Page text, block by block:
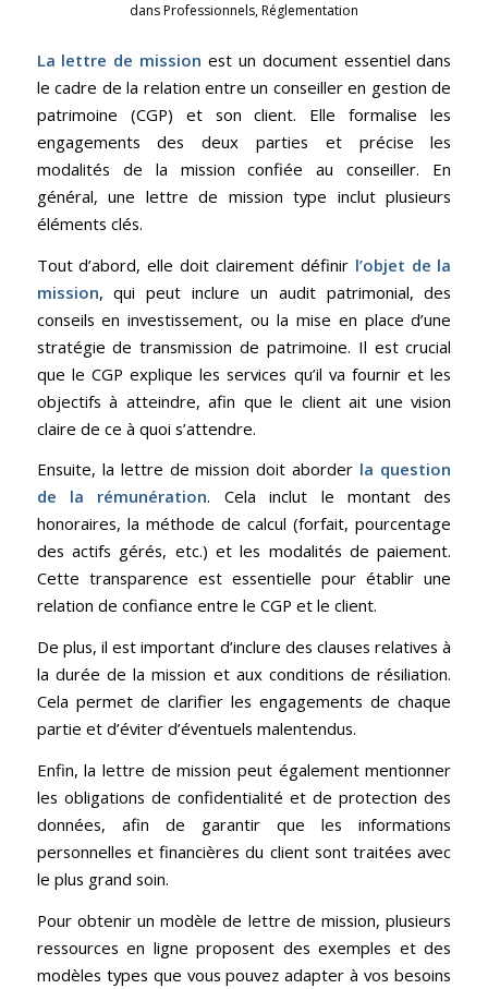
dansProfessionnels,Réglementation
La lettre de mission est un document essentiel dans
le cadre de la relation entre un conseiller en gestion de
patrimoine (CGP) et son client. Elle formalise les
engagements des deux parties et précise les
modalités de la mission confiée au conseiller. En
général, une lettre de mission type inclut plusieurs
éléments clés.
Tout d’abord, elle doit clairement définir l’objet de la
mission, qui peut inclure un audit patrimonial, des
conseils en investissement, ou la mise en place d’une
stratégie de transmission de patrimoine. Il est crucial
que le CGP explique les services qu’il va fournir et les
objectifs à atteindre, afin que le client ait une vision
claire de ce à quoi s’attendre.
Ensuite, la lettre de mission doit aborder la question
de la rémunération. Cela inclut le montant des
honoraires, la méthode de calcul (forfait, pourcentage
des actifs gérés, etc.) et les modalités de paiement.
Cette transparence est essentielle pour établir une
relation de confiance entre le CGP et le client.
De plus, il est important d’inclure des clauses relatives à
la durée de la mission et aux conditions de résiliation.
Cela permet de clarifier les engagements de chaque
partie et d’éviter d’éventuels malentendus.
Enfin, la lettre de mission peut également mentionner
les obligations de confidentialité et de protection des
données, afin de garantir que les informations
personnelles et financières du client sont traitées avec
le plus grand soin.
Pour obtenir un modèle de lettre de mission, plusieurs
ressources en ligne proposent des exemples et des
modèles types que vous pouvez adapter à vos besoins